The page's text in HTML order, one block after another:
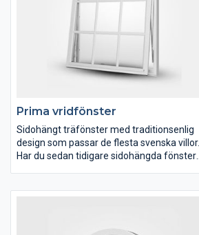
Prima vridfönster
Sidohängt träfönster med traditionsenlig
design som passar de flesta svenska villor.
Har du sedan tidigare sidohängda fönster